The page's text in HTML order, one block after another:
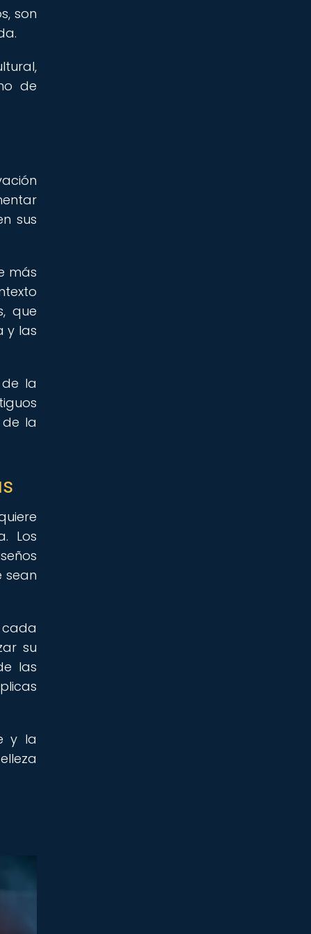
son
de
sus
más
que
y las
la
la
Los
sean
su
las
y la